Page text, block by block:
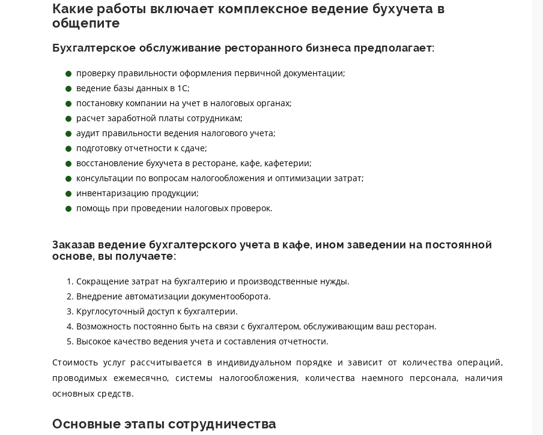
Какие работы включает комплексное ведение бухучета в
общепите
Бухгалтерское обслуживание ресторанного бизнеса предполагает:
проверку правильности оформления первичной документации;
ведение базы данных в 1С;
постановку компании на учет в налоговых органах;
расчет заработной платы сотрудникам;
аудит правильности ведения налогового учета;
подготовку отчетности к сдаче;
восстановление бухучета в ресторане, кафе, кафетерии;
консультации по вопросам налогообложения и оптимизации затрат;
инвентаризацию продукции;
помощь при проведении налоговых проверок.
Заказав ведение бухгалтерского учета в кафе, ином заведении на постоянной
основе, вы получаете:
Сокращение затрат на бухгалтерию и производственные нужды.
Внедрение автоматизации документооборота.
Круглосуточный доступ к бухгалтерии.
Возможность постоянно быть на связи с бухгалтером, обслуживающим ваш ресторан.
Высокое качество ведения учета и составления отчетности.
Стоимость услуг рассчитывается в индивидуальном порядке и зависит от количества операций,
проводимых ежемесячно, системы налогообложения, количества наемного персонала, наличия
основных средств.
Основные этапы сотрудничества